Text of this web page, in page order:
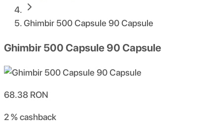
Ghimbir 500 Capsule 90 Capsule
Ghimbir 500 Capsule 90 Capsule
68.38 RON
2 %cashback